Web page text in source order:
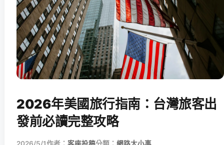
2026年美國旅行指南：台灣旅客出
發前必讀完整攻略